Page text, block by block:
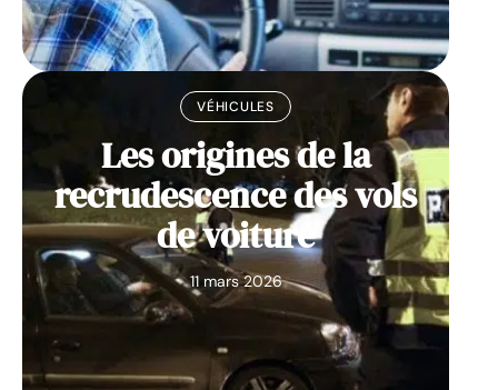
VÉHICULES
Les origines de la
recrudescence des vols
de voiture
11 mars 2026